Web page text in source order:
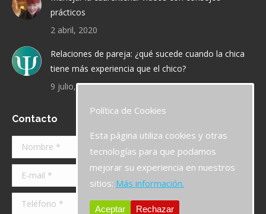
prácticos
2 abril, 2020
Relaciones de pareja: ¿qué sucede cuando la chica
tiene más experiencia que el chico?
9 julio, 2019
Contacto
Nombre *
E-mail *
Teléfono *
Política de Cookies
Esta página utiliza cookies y otras
tecnologías para que podamos
mejorar su experiencia en nuestros
sitios: Más información.
Aceptar Rechazar